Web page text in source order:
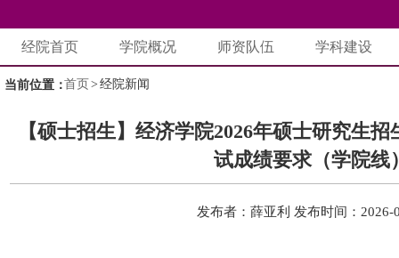
经院首页 学院概况 师资队伍 学科建设
当前位置：首页 > 经院新闻
【硕士招生】经济学院2026年硕士研究生
试成绩要求（学院线
发布者：薛亚利 发布时间：2026-